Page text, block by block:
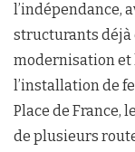
l’indépendance,
structurants déjà
modernisation et
l’installation de
Place de France,
de plusieurs